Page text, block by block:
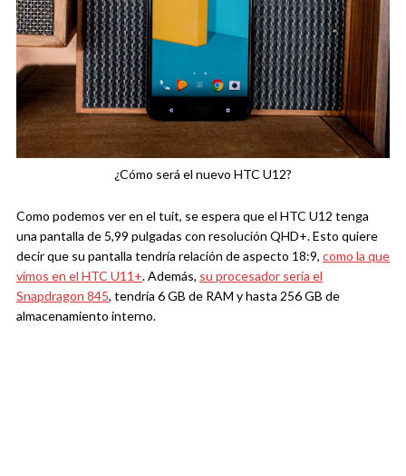
¿Cómo será el nuevo HTC U12?
Como podemos ver en el tuit, se espera que el HTC U12 tenga
una pantalla de 5,99 pulgadas con resolución QHD+. Esto quiere
decir que su pantalla tendría relación de aspecto 18:9, como la que
vimos en el HTC U11+. Además, su procesador sería el
Snapdragon 845, tendría 6 GB de RAM y hasta 256 GB de
almacenamiento interno.